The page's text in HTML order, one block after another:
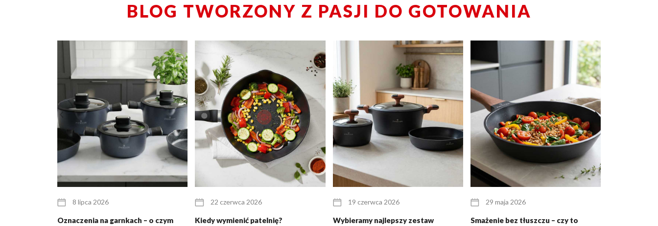
BLOG TWORZONY Z PASJI DO GOTOWANIA
8 lipca 2026
Oznaczenia na garnkach – o czym
22 czerwca 2026
Kiedy wymienić patelnię?
19 czerwca 2026
Wybieramy najlepszy zestaw
29 maja 2026
Smażenie bez tłuszczu – czy to